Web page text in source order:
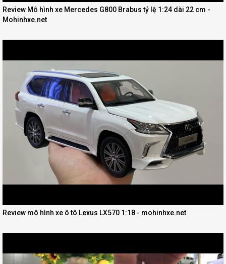
Review Mô hình xe Mercedes G800 Brabus tỷ lệ 1:24 dài 22 cm -
Mohinhxe.net
Review mô hình xe ô tô Lexus LX570 1:18 - mohinhxe.net